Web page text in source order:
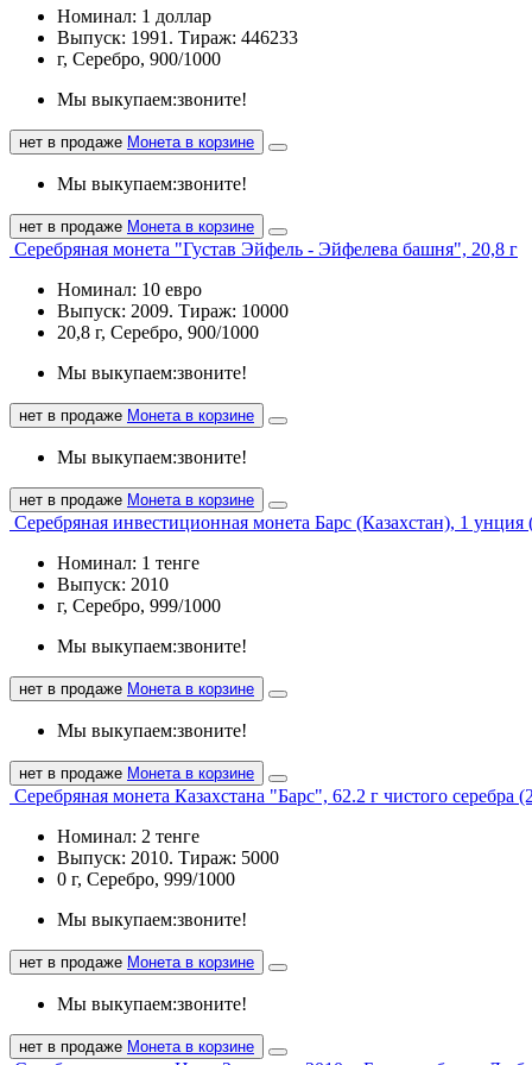
Номинал: 1 доллар
Выпуск: 1991. Тираж: 446233
г, Серебро, 900/1000
Мы выкупаем:звоните!
нет в продаже Монета в корзине
Мы выкупаем:звоните!
нет в продаже Монета в корзине
Серебряная монета "Густав Эйфель - Эйфелева башня", 20,8 г
Номинал: 10 евро
Выпуск: 2009. Тираж: 10000
20,8 г, Серебро, 900/1000
Мы выкупаем:звоните!
нет в продаже Монета в корзине
Мы выкупаем:звоните!
нет в продаже Монета в корзине
Серебряная инвестиционная монета Барс (Казахстан), 1 унция
Номинал: 1 тенге
Выпуск: 2010
г, Серебро, 999/1000
Мы выкупаем:звоните!
нет в продаже Монета в корзине
Мы выкупаем:звоните!
нет в продаже Монета в корзине
Серебряная монета Казахстана "Барс", 62.2 г чистого серебра
Номинал: 2 тенге
Выпуск: 2010. Тираж: 5000
0 г, Серебро, 999/1000
Мы выкупаем:звоните!
нет в продаже Монета в корзине
Мы выкупаем:звоните!
нет в продаже Монета в корзине